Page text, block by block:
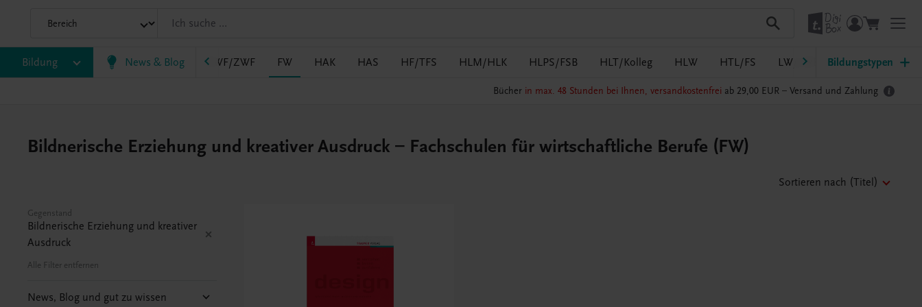
Bildung News & Blog
BAFEP/BASOP BRP BS EWF/ZWF FW HAK HAS HF/TFS HLM/HLK HLPS/FSB HLT/Kolleg HLW HTL/FS LW/LWBF MS/ASO
Bildungstypen
Bücher in max. 48 Stunden bei Ihnen, versandkostenfrei ab 29,00 EUR – Versand und Zahlung
Bildnerische Erziehung und kreativer Ausdruck – Fachschulen für wirtschaftliche Berufe (FW)
Sortieren nach (Titel)
Gegenstand
Bildnerische Erziehung und kreativer
Ausdruck
Alle Filter entfernen
News, Blog und gut zu wissen